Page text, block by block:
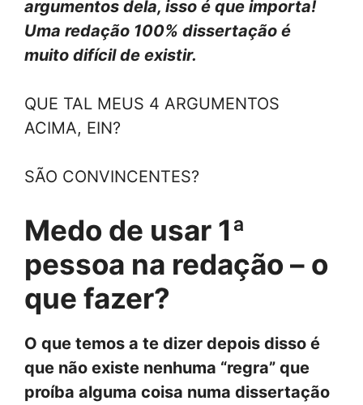
argumentos dela, isso é que importa!
Uma redação 100% dissertação é
muito difícil de existir.
QUE TAL MEUS 4 ARGUMENTOS
ACIMA, EIN?
SÃO CONVINCENTES?
Medo de usar 1ª
pessoa na redação – o
que fazer?
O que temos a te dizer depois disso é
que não existe nenhuma “regra” que
proíba alguma coisa numa dissertação